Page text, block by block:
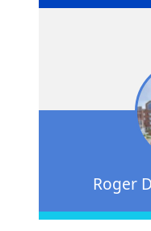
Roger